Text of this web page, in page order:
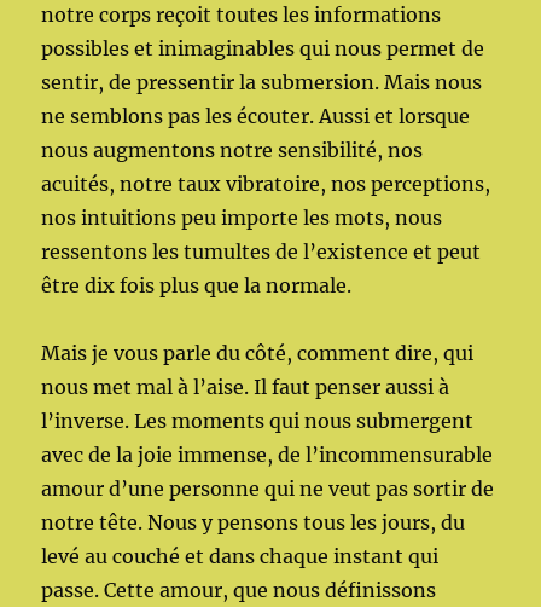
notre corps reçoit toutes les informations
possibles et inimaginables qui nous permet de
sentir, de pressentir la submersion. Mais nous
ne semblons pas les écouter. Aussi et lorsque
nous augmentons notre sensibilité, nos
acuités, notre taux vibratoire, nos perceptions,
nos intuitions peu importe les mots, nous
ressentons les tumultes de l’existence et peut
être dix fois plus que la normale.
Mais je vous parle du côté, comment dire, qui
nous met mal à l’aise. Il faut penser aussi à
l’inverse. Les moments qui nous submergent
avec de la joie immense, de l’incommensurable
amour d’une personne qui ne veut pas sortir de
notre tête. Nous y pensons tous les jours, du
levé au couché et dans chaque instant qui
passe. Cette amour, que nous définissons